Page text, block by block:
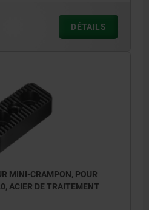
DÉTAILS
MINI-CRAMPON, POUR
ACIER DE TRAITEMENT